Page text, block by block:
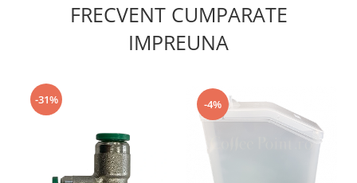
FRECVENT CUMPARATE
IMPREUNA
-31% -4%